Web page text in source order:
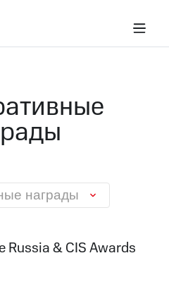
награды
Russia & CIS Awards